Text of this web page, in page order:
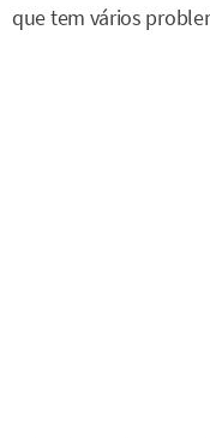
que tem vários